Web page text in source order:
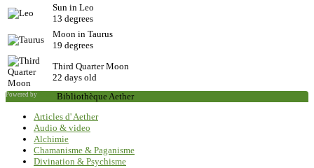
Sun in Leo
13 degrees
Moon in Taurus
19 degrees
Third Quarter Moon
22 days old
Powered by
Bibliothèque Aether
Articles d' Aether
Audio & video
Alchimie
Chamanisme & Paganisme
Divination & Psychisme